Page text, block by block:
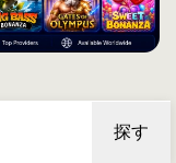
探す